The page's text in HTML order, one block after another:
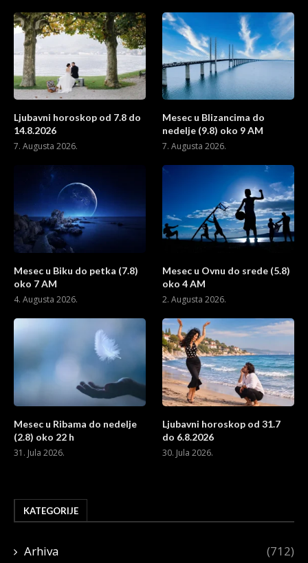
Ljubavni horoskop od 7.8 do
14.8.2026
7. Augusta 2026.
Mesec u Blizancima do
nedelje (9.8) oko 9 AM
7. Augusta 2026.
Mesec u Biku do petka (7.8)
oko 7 AM
4. Augusta 2026.
Mesec u Ovnu do srede (5.8)
oko 4 AM
2. Augusta 2026.
Mesec u Ribama do nedelje
(2.8) oko 22 h
31. Jula 2026.
Ljubavni horoskop od 31.7
do 6.8.2026
30. Jula 2026.
KATEGORIJE
Arhiva (712)